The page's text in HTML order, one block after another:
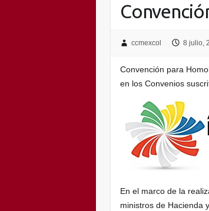
ccmexcol 8 julio,
Convención para
en los Convenios
En el marco de la
ministros de Hacienda